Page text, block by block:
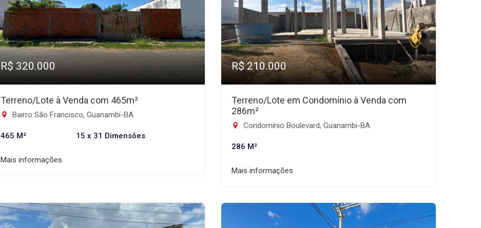
R$ 320.000
Terreno/Lote à Venda com 465m²
Bairro São Francisco, Guanambi-BA
465 M² 15 x 31 Dimensões
Mais informações
R$ 210.000
Terreno/Lote em Condomínio à Venda com
286m²
Condomínio Boulevard, Guanambi-BA
286 M²
Mais informações